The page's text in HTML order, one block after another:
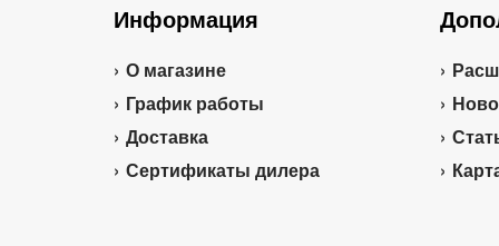
Информация
О магазине
График работы
Доставка
Сертификаты дилера